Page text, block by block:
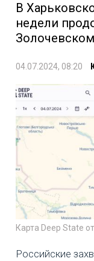
В
недели
04.07.2024, 08:20
Карта Deep State
Российские